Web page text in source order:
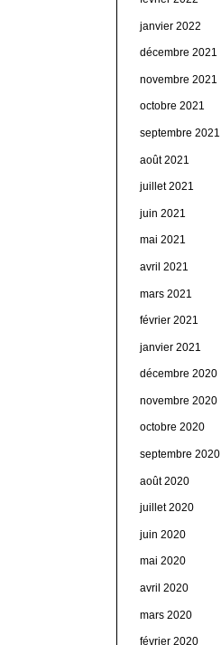
janvier 2022
décembre 2021
novembre 2021
octobre 2021
septembre 2021
août 2021
juillet 2021
juin 2021
mai 2021
avril 2021
mars 2021
février 2021
janvier 2021
décembre 2020
novembre 2020
octobre 2020
septembre 2020
août 2020
juillet 2020
juin 2020
mai 2020
avril 2020
mars 2020
février 2020